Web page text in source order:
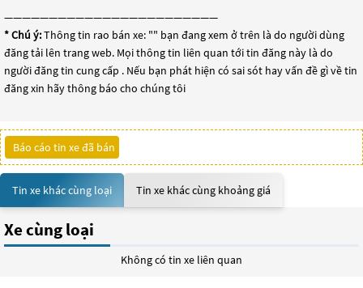
————————————————————————
* Chú ý:Thông tin rao bán xe: "" bạn đang xem ở trên là do người dùng
đăng tải lên trang web. Mọi thông tin liên quan tới tin đăng này là do
người đăng tin cung cấp . Nếu bạn phát hiện có sai sót hay vấn đề gì về tin
đăng xin hãy thông báo cho chúng tôi
Báo cáo tin xe đã bán
Tin xe khác cùng loại Tin xe khác cùng khoảng giá
Xe cùng loại
Không có tin xe liên quan